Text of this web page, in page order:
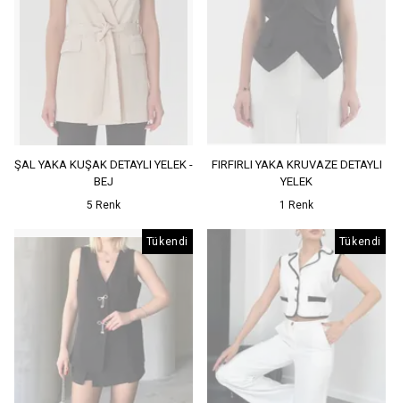
ŞAL YAKA KUŞAK DETAYLI YELEK -
BEJ
5 Renk
FIRFIRLI YAKA KRUVAZE DETAYLI
YELEK
1 Renk
Tükendi Tükendi